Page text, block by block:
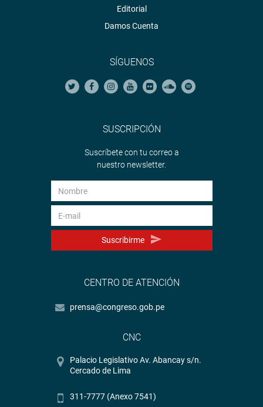
Editorial
Damos Cuenta
SÍGUENOS
SUSCRIPCIÓN
Suscríbete con tu correo a
nuestro newsletter.
Suscribirme
CENTRO DE ATENCIÓN
prensa@congreso.gob.pe
CNC
Palacio Legislativo Av. Abancay s/n.
Cercado de Lima
311-7777 (Anexo 7541)